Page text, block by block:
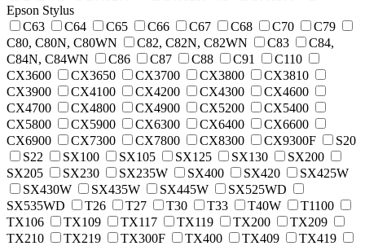
Epson Stylus
C63
C64 C65 C66 C67 C68 C70
C79
C80, C80N, C80WN
C82, C82N, C82WN C83
C84,
C84N, C84WN
C86 C87 C88 C91
C110
CX3600
CX3650 CX3700 CX3800
CX3810
CX3900
CX4100 CX4200 CX4300
CX4600
CX4700
CX4800 CX4900 CX5200
CX5400
CX5800
CX5900 CX6300 CX6400
CX6600
CX6900
CX7300 CX7800 CX8300 CX9300F
S20
S22
SX100 SX105 SX125 SX130
SX200
SX205
SX230 SX235W SX400 SX420
SX425W
SX430W
SX435W SX445W
SX525WD
SX535WD
T26 T27 T30 T33 T40W
T1100
TX106
TX109 TX117 TX119 TX200
TX209
TX210
TX219 TX300F TX400 TX409
TX419